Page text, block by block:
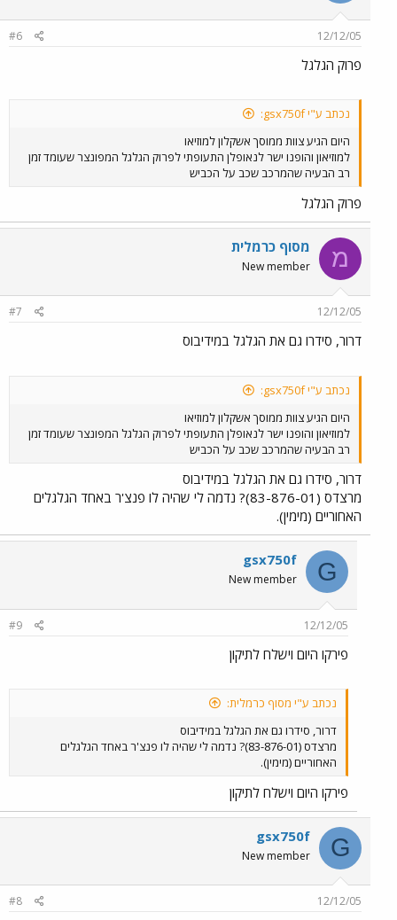
12/12/05
#6
פרוק הגלגל
נכתב ע"י gsx750f:
היום הגיע צוות ממוסך אשקלון למוזיאו
למוזיאון והופנו ישר לנאופלן התעופתי לפרוק הגלגל המפונצר שעומד זמן
רב הבעיה שהמרכב שכב על הכביש
פרוק הגלגל
מ מסוף כרמלית
New member
12/12/05
#7
דרור, סידרו גם את הגלגל במידיבוס
נכתב ע"י gsx750f:
היום הגיע צוות ממוסך אשקלון למוזיאו
למוזיאון והופנו ישר לנאופלן התעופתי לפרוק הגלגל המפונצר שעומד זמן
רב הבעיה שהמרכב שכב על הכביש
דרור, סידרו גם את הגלגל במידיבוס
מרצדס (83-876-01)? נדמה לי שהיה לו פנצ'ר באחד הגלגלים
האחוריים (מימין).
G
gsx750f
New member
12/12/05
#9
פירקו היום וישלח לתיקון
נכתב ע"י מסוף כרמלית:
דרור, סידרו גם את הגלגל במידיבוס
מרצדס (83-876-01)? נדמה לי שהיה לו פנצ'ר באחד הגלגלים
האחוריים (מימין).
פירקו היום וישלח לתיקון
G
gsx750f
New member
12/12/05
#8